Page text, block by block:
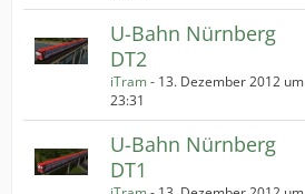
U-Bahn Nürnberg
DT2
iTram- 13. Dezember 2012 um
23:31
U-Bahn Nürnberg
DT1